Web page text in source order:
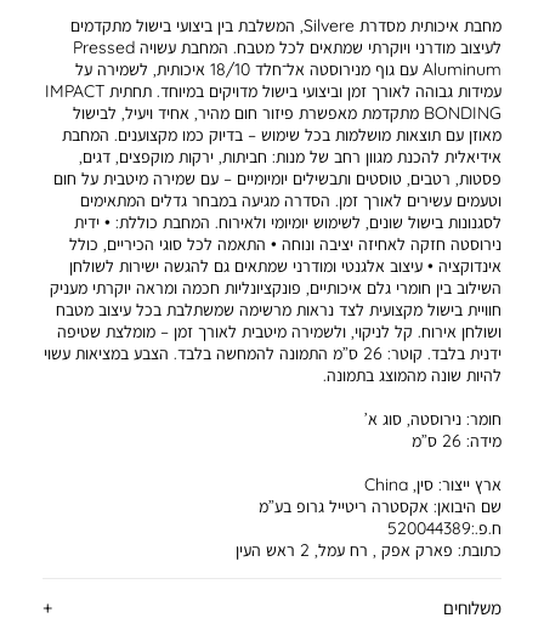
מחבת איכותית מסדרת Silvere, המשלבת בין ביצועי בישול מתקדמים
לעיצוב מודרני ויוקרתי שמתאים לכל מטבח. המחבת עשויה Pressed
Aluminum עם גוף מנירוסטה אל־חלד 18/10 איכותית, לשמירה על
עמידות גבוהה לאורך זמן וביצועי בישול מדויקים במיוחד. תחתית IMPACT
BONDING מתקדמת מאפשרת פיזור חום מהיר, אחיד ויעיל, לבישול
מאוזן עם תוצאות מושלמות בכל שימוש – בדיוק כמו מקצוענים. המחבת
אידיאלית להכנת מגוון רחב של מנות: חביתות, ירקות מוקפצים, דגים,
פסטות, רטבים, טוסטים ותבשילים יומיומיים – עם שמירה מיטבית על חום
וטעמים עשירים לאורך זמן. הסדרה מגיעה במבחר גדלים המתאימים
לסגנונות בישול שונים, לשימוש יומיומי ולאירוח. המחבת כוללת: • ידית
נירוסטה חזקה לאחיזה יציבה ונוחה • התאמה לכל סוגי הכיריים, כולל
אינדוקציה • עיצוב אלגנטי ומודרני שמתאים גם להגשה ישירות לשולחן
השילוב בין חומרי גלם איכותיים, פונקציונליות חכמה ומראה יוקרתי מעניק
חוויית בישול מקצועית לצד נראות מרשימה שמשתלבת בכל עיצוב מטבח
ושולחן אירוח. קל לניקוי, ולשמירה מיטבית לאורך זמן – מומלצת שטיפה
ידנית בלבד. קוטר: 26 ס”מ התמונה להמחשה בלבד. הצבע במציאות עשוי
להיות שונה מהמוצג בתמונה.
חומר: נירוסטה, סוג א’
מידה: 26 ס”מ
ארץ ייצור: סין, China
שם היבואן: אקסטרה ריטייל גרופ בע”מ
ח.פ.:520044389
כתובת: פארק אפק , רח עמל, 2 ראש העין
משלוחים